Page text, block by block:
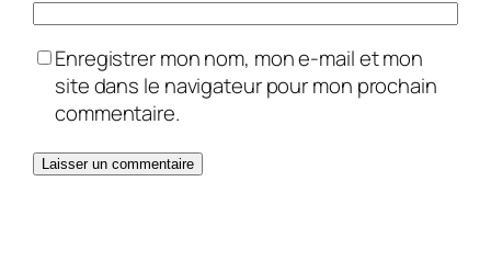
Enregistrer mon nom, mon e-mail et mon
site dans le navigateur pour mon prochain
commentaire.